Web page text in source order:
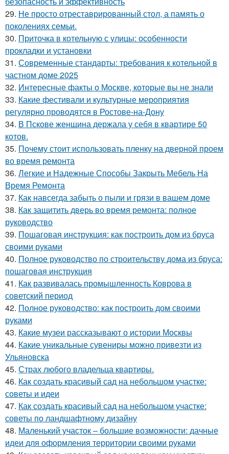
29. Не просто отреставрированный стол, а память о
поколениях семьи.
30. Приточка в котельную с улицы: особенности
прокладки и установки
31. Современные стандарты: требования к котельной в
частном доме 2025
32. Интересные факты о Москве, которые вы не знали
33. Какие фестивали и культурные мероприятия
регулярно проводятся в Ростове-на-Дону
34. В Пскове женщина держала у себя в квартире 50
котов.
35. Почему стоит использовать пленку на дверной проем
во время ремонта
36. Легкие и Надежные Способы Закрыть Мебель На
Время Ремонта
37. Как навсегда забыть о пыли и грязи в вашем доме
38. Как защитить дверь во время ремонта: полное
руководство
39. Пошаговая инструкция: как построить дом из бруса
своими руками
40. Полное руководство по строительству дома из бруса:
пошаговая инструкция
41. Как развивалась промышленность Коврова в
советский период
42. Полное руководство: как построить дом своими
руками
43. Какие музеи рассказывают о истории Москвы
44. Какие уникальные сувениры можно привезти из
Ульяновска
45. Страх любого владельца квартиры.
46. Как создать красивый сад на небольшом участке:
советы и идеи
47. Как создать красивый сад на небольшом участке:
советы по ландшафтному дизайну
48. Маленький участок – большие возможности: дачные
идеи для оформления территории своими руками